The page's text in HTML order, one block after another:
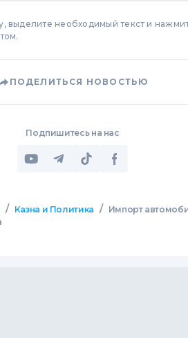
выделите необходимый текст и
ПОДЕЛИТЬСЯ НОВОСТЬЮ
Подпишитесь на нас
/ Казна и Политика /
Импорт